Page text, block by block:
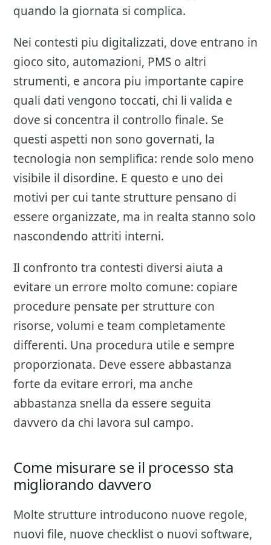
quando la giornata si complica.
Nei contesti piu digitalizzati, dove entrano in
gioco sito, automazioni, PMS o altri
strumenti, e ancora piu importante capire
quali dati vengono toccati, chi li valida e
dove si concentra il controllo finale. Se
questi aspetti non sono governati, la
tecnologia non semplifica: rende solo meno
visibile il disordine. E questo e uno dei
motivi per cui tante strutture pensano di
essere organizzate, ma in realta stanno solo
nascondendo attriti interni.
Il confronto tra contesti diversi aiuta a
evitare un errore molto comune: copiare
procedure pensate per strutture con
risorse, volumi e team completamente
differenti. Una procedura utile e sempre
proporzionata. Deve essere abbastanza
forte da evitare errori, ma anche
abbastanza snella da essere seguita
davvero da chi lavora sul campo.
Come misurare se il processo sta
migliorando davvero
Molte strutture introducono nuove regole,
nuovi file, nuove checklist o nuovi software,